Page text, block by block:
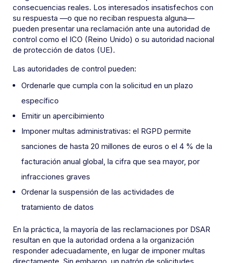
consecuencias reales. Los interesados insatisfechos con
su respuesta —o que no reciban respuesta alguna—
pueden presentar una reclamación ante una autoridad de
control como el ICO (Reino Unido) o su autoridad nacional
de protección de datos (UE).
Las autoridades de control pueden:
Ordenarle que cumpla con la solicitud en un plazo
específico
Emitir un apercibimiento
Imponer multas administrativas: el RGPD permite
sanciones de hasta 20 millones de euros o el 4 % de la
facturación anual global, la cifra que sea mayor, por
infracciones graves
Ordenar la suspensión de las actividades de
tratamiento de datos
En la práctica, la mayoría de las reclamaciones por DSAR
resultan en que la autoridad ordena a la organización
responder adecuadamente, en lugar de imponer multas
directamente. Sin embargo, un patrón de solicitudes